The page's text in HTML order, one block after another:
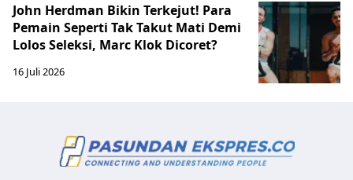
John Herdman Bikin Terkejut! Para
Pemain Seperti Tak Takut Mati Demi
Lolos Seleksi, Marc Klok Dicoret?
16 Juli 2026